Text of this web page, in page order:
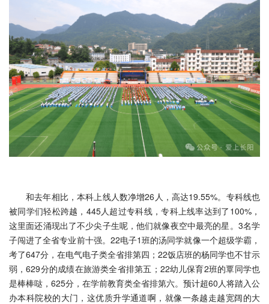
和去年相比，本科上线人数净增26人，高达19.55%。专科线也
被同学们轻松跨越，445人超过专科线，专科上线率达到了100%，
这里面还涌现出了不少尖子生呢，他们就像夜空中最亮的星。3名学
子闯进了全省专业前十强。22电子1班的汤同学就像一个超级学霸，
考了647分，在电气电子类全省排第四；22饭店班的杨同学也不甘示
弱，629分的成绩在旅游类全省排第五；22幼儿保育2班的覃同学也
是棒棒哒，625分，在学前教育类全省排第六。预计超60人将踏入公
办本科院校的大门，这优质升学通道啊，就像一条越走越宽阔的大